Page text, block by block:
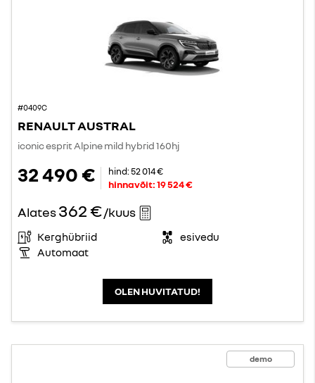
#0409C
RENAULT AUSTRAL
iconic esprit Alpine mild hybrid 160hj
32 490 € hind:52 014 €
hinnavõit:19 524 €
Alates362 €/kuus
Kerghübriid
esivedu
Automaat
OLEN HUVITATUD!
demo